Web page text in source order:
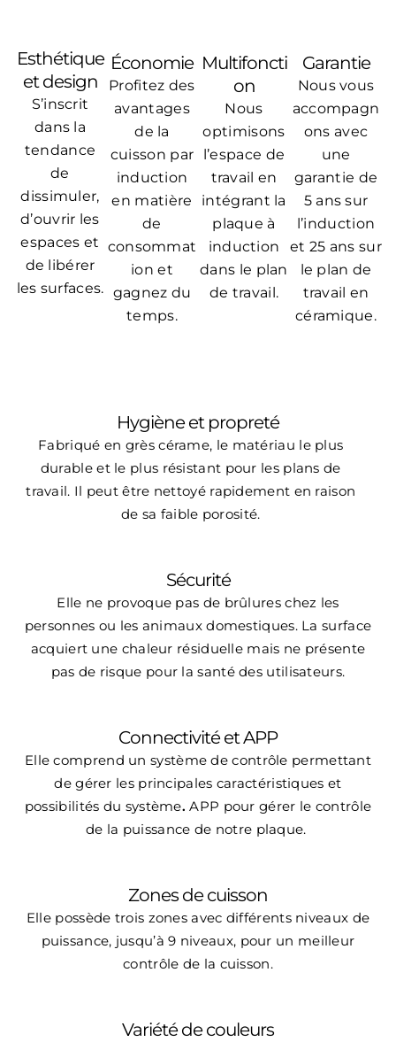
Esthétique
et design
S’inscrit
dans la
tendance
de
dissimuler,
d’ouvrir les
espaces et
de libérer
les surfaces.
Économie
Profitez des
avantages
de la
cuisson par
induction
en matière
de
consommat
ion et
gagnez du
temps.
Multifoncti
on
Nous
optimisons
l’espace de
travail en
intégrant la
plaque à
induction
dans le plan
de travail.
Garantie
Nous vous
accompagn
ons avec
une
garantie de
5 ans sur
l’induction
et 25 ans sur
le plan de
travail en
céramique.
Hygiène et propreté
Fabriqué en grès cérame, le matériau le plus
durable et le plus résistant pour les plans de
travail. Il peut être nettoyé rapidement en raison
de sa faible porosité.
Sécurité
Elle ne provoque pas de brûlures chez les
personnes ou les animaux domestiques. La surface
acquiert une chaleur résiduelle mais ne présente
pas de risque pour la santé des utilisateurs.
Connectivité et APP
Elle comprend un système de contrôle permettant
de gérer les principales caractéristiques et
possibilités du système.APP pour gérer le contrôle
de la puissance de notre plaque.
Zones de cuisson
Elle possède trois zones avec différents niveaux de
puissance, jusqu’à 9 niveaux, pour un meilleur
contrôle de la cuisson.
Variété de couleurs